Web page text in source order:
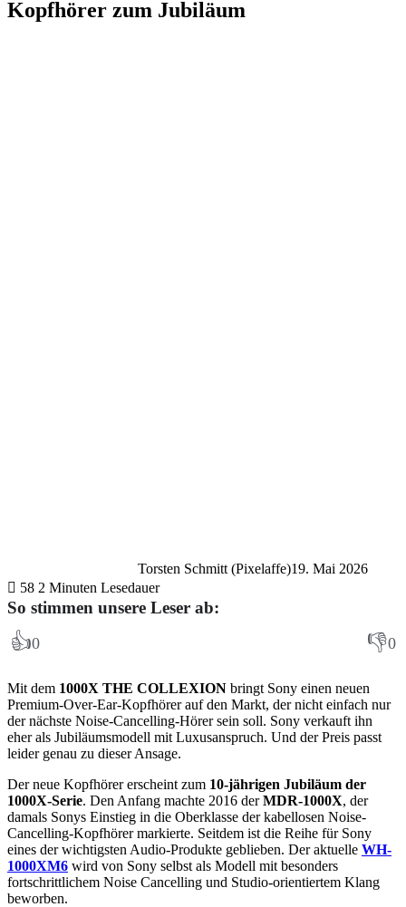
Kopfhörer zum Jubiläum
Torsten Schmitt (Pixelaffe)19. Mai 2026
58 2 Minuten Lesedauer
So stimmen unsere Leser ab:
👍0 👎0
Mit dem 1000X THE COLLEXION bringt Sony einen neuen
Premium-Over-Ear-Kopfhörer auf den Markt, der nicht einfach nur
der nächste Noise-Cancelling-Hörer sein soll. Sony verkauft ihn
eher als Jubiläumsmodell mit Luxusanspruch. Und der Preis passt
leider genau zu dieser Ansage.
Der neue Kopfhörer erscheint zum 10-jährigen Jubiläum der
1000X-Serie. Den Anfang machte 2016 derMDR-1000X, der
damals Sonys Einstieg in die Oberklasse der kabellosen Noise-
Cancelling-Kopfhörer markierte. Seitdem ist die Reihe für Sony
eines der wichtigsten Audio-Produkte geblieben. Der aktuelle WH-
1000XM6 wird von Sony selbst als Modell mit besonders
fortschrittlichem Noise Cancelling und Studio-orientiertem Klang
beworben.